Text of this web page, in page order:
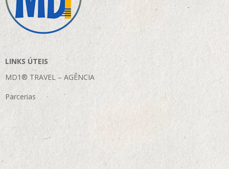
LINKS ÚTEIS
MD1® TRAVEL – AGÊNCIA
Parcerias